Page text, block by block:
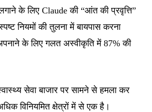
के लिए Claude की “आंत की प्रवृत्ति”
नियमों की तुलना में बायपास करना
के लिए गलत अस्वीकृति में 87% की
सेवा बाजार पर सामने से हमला कर
विनियमित क्षेत्रों में से एक है।